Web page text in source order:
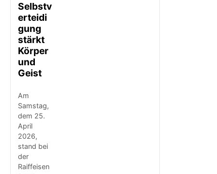
Selbstv
erteidi
gung
stärkt
Körper
und
Geist
Am
Samstag,
dem 25.
April
2026,
stand bei
der
Raiffeisen